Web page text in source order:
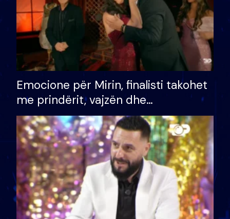
Emocione për Mirin, finalisti takohet
me prindërit, vajzën dhe
bashkëshorten: S’kemi ndonjë letër
divorci apo jo?